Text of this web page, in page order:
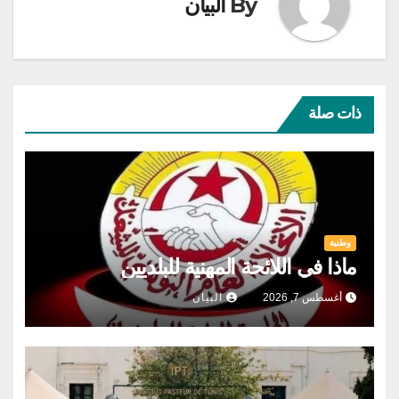
ذات صلة
وطنية
ماذا في اللائحة المهنية للبلديين
أغسطس 7, 2026 البيان